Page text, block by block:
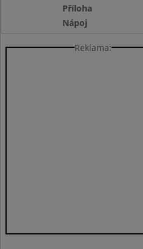
Příloha
Nápoj
Reklama: